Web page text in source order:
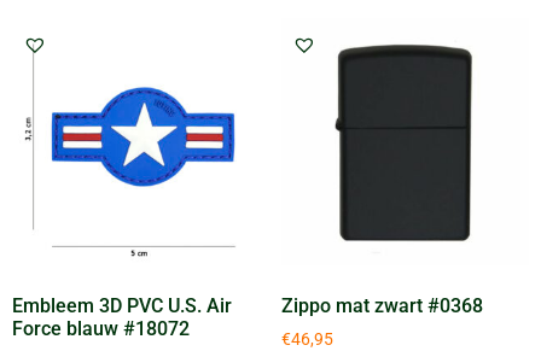
Embleem 3D PVC U.S. Air
Force blauw #18072
Zippo mat zwart #0368
€46,95